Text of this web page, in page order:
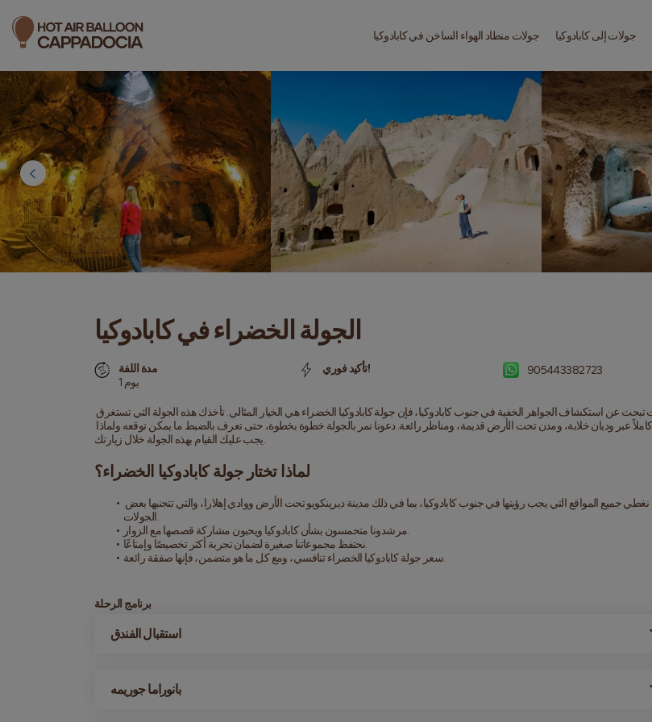
جولات منطاد الهواء الساخن في كابادوكيا جولات إلى كابادوكيا
الجولة الخضراء في كابادوكيا
مدة اللفة
1 يوم
تأكيد فوري! 905443382723
إذا كنت تبحث عن استكشاف الجواهر الخفية في جنوب كابادوكيا، فإن جولة كابادوكيا الخضراء هي الخيار المثالي. تأخذك هذه الجولة التي تستغرق
يجب عليك القيام بهذه الجولة خلال زيارتك.
لماذا تختار جولة كابادوكيا الخضراء؟
الجولات.
مرشدونا متحمسون بشأن كابادوكيا ويحبون مشاركة قصصها مع الزوار.
نحتفظ مجموعاتنا صغيرة لضمان تجربة أكثر تخصيصًا وإمتاعًا.
سعر جولة كابادوكيا الخضراء تنافسي، ومع كل ما هو متضمن، فإنها صفقة رائعة.
برنامج الرحلة
استقبال الفندق
بانوراما جوريمه